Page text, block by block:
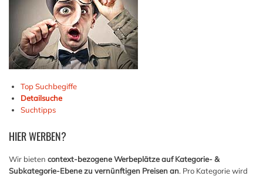
Top Suchbegiffe
Detailsuche
Suchtipps
HIERWERBEN?
Wir bieten context-bezogene Werbeplätze auf Kategorie- &
Subkategorie-Ebene zu vernünftigen Preisen an. Pro Kategorie wird